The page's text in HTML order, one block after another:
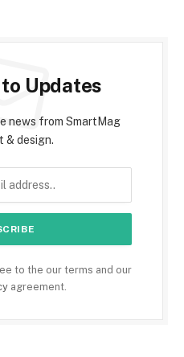
Updates
news from SmartMag
& design.
to the our terms and our
agreement.